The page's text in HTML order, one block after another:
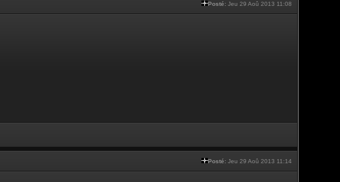
Posté: Jeu 29 Aoû 2013 11:08
Posté: Jeu 29 Aoû 2013 11:14